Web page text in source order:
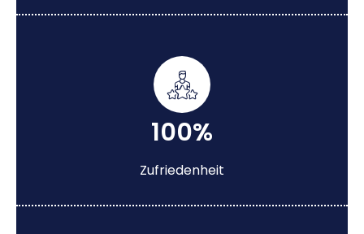
100%
Zufriedenheit